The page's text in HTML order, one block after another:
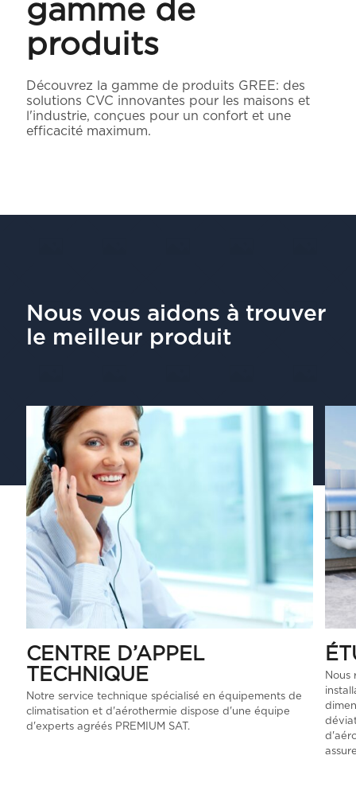
gamme de
produits
Découvrez la gamme de produits GREE: des
solutions CVC innovantes pour les maisons et
l'industrie, conçues pour un confort et une
efficacité maximum.
Nous vous aidons à trouver
le meilleur produit
CENTRE D’APPEL
TECHNIQUE
Notre service technique spécialisé en équipements de
climatisation et d'aérothermie dispose d'une équipe
d'experts agréés PREMIUM SAT.
Nous